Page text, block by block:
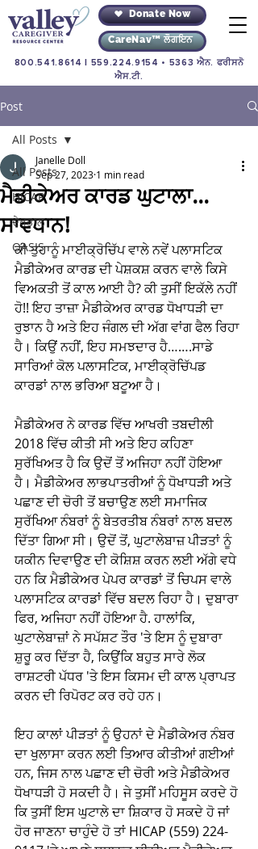
Donate Now
CareNav™ ਲੌਗਇਨ
800.541.8614 559.224.9154 • 5363 ਐਨ. ਫਰੀਸਨੋ
ਐਸ.ਟੀ.
Post
All Posts
HICAP
ਦੇਖਭਾਲ
OASIS
All Posts
ਮੈਡੀਕੇਅਰ ਕਾਰਡ ਘੁਟਾਲਾ...
ਸਾਵਧਾਨ!
Janelle Doll
Sep 27, 2023 1 min read
ਕੀ ਤੁਹਾਨੂੰ ਮਾਈਕ੍ਰੋਚਿੱਪ ਵਾਲੇ ਨਵੇਂ ਪਲਾਸਟਿਕ
ਮੈਡੀਕੇਅਰ ਕਾਰਡ ਦੀ ਪੇਸ਼ਕਸ਼ ਕਰਨ ਵਾਲੇ ਕਿਸੇ
ਵਿਅਕਤੀ ਤੋਂ ਕਾਲ ਆਈ ਹੈ? ਕੀ ਤੁਸੀਂ ਇਕੱਲੇ ਨਹੀਂ
ਹੋ!! ਇਹ ਤਾਜ਼ਾ ਮੈਡੀਕੇਅਰ ਕਾਰਡ ਧੋਖਾਧੜੀ ਦਾ
ਰੁਝਾਨ ਹੈ ਅਤੇ ਇਹ ਜੰਗਲ ਦੀ ਅੱਗ ਵਾਂਗ ਫੈਲ ਰਿਹਾ
ਹੈ। ਕਿਉਂ ਨਹੀਂ, ਇਹ ਸਮਝਦਾਰ ਹੈ…….ਸਾਡੇ
ਸਾਰਿਆਂ ਕੋਲ ਪਲਾਸਟਿਕ, ਮਾਈਕ੍ਰੋਚਿੱਪਡ
ਕਾਰਡਾਂ ਨਾਲ ਭਰਿਆ ਬਟੂਆ ਹੈ।
ਮੈਡੀਕੇਅਰ ਨੇ ਕਾਰਡ ਵਿੱਚ ਆਖਰੀ ਤਬਦੀਲੀ
2018 ਵਿੱਚ ਕੀਤੀ ਸੀ ਅਤੇ ਇਹ ਕਹਿਣਾ
ਸੁਰੱਖਿਅਤ ਹੈ ਕਿ ਉਦੋਂ ਤੋਂ ਅਜਿਹਾ ਨਹੀਂ ਹੋਇਆ
ਹੈ। ਮੈਡੀਕੇਅਰ ਲਾਭਪਾਤਰੀਆਂ ਨੂੰ ਧੋਖਾਧੜੀ ਅਤੇ
ਪਛਾਣ ਦੀ ਚੋਰੀ ਤੋਂ ਬਚਾਉਣ ਲਈ ਸਮਾਜਿਕ
ਸੁਰੱਖਿਆ ਨੰਬਰਾਂ ਨੂੰ ਬੇਤਰਤੀਬ ਨੰਬਰਾਂ ਨਾਲ ਬਦਲ
ਦਿੱਤਾ ਗਿਆ ਸੀ। ਉਦੋਂ ਤੋਂ, ਘੁਟਾਲੇਬਾਜ਼ ਪੀੜਤਾਂ ਨੂੰ
ਯਕੀਨ ਦਿਵਾਉਣ ਦੀ ਕੋਸ਼ਿਸ਼ ਕਰਨ ਲਈ ਅੱਗੇ ਵਧੇ
ਹਨ ਕਿ ਮੈਡੀਕੇਅਰ ਪੇਪਰ ਕਾਰਡਾਂ ਤੋਂ ਚਿਪਸ ਵਾਲੇ
ਪਲਾਸਟਿਕ ਕਾਰਡਾਂ ਵਿੱਚ ਬਦਲ ਰਿਹਾ ਹੈ। ਦੁਬਾਰਾ
ਫਿਰ, ਅਜਿਹਾ ਨਹੀਂ ਹੋਇਆ ਹੈ. ਹਾਲਾਂਕਿ,
ਘੁਟਾਲੇਬਾਜ਼ਾਂ ਨੇ ਸਪੱਸ਼ਟ ਤੌਰ 'ਤੇ ਇਸ ਨੂੰ ਦੁਬਾਰਾ
ਸ਼ੁਰੂ ਕਰ ਦਿੱਤਾ ਹੈ, ਕਿਉਂਕਿ ਬਹੁਤ ਸਾਰੇ ਲੋਕ
ਰਾਸ਼ਟਰੀ ਪੱਧਰ 'ਤੇ ਇਸ ਕਿਸਮ ਦੀ ਕਾਲ ਪ੍ਰਾਪਤ
ਕਰਨ ਦੀ ਰਿਪੋਰਟ ਕਰ ਰਹੇ ਹਨ।
ਇਹ ਕਾਲਾਂ ਪੀੜਤਾਂ ਨੂੰ ਉਹਨਾਂ ਦੇ ਮੈਡੀਕੇਅਰ ਨੰਬਰ
ਦਾ ਖੁਲਾਸਾ ਕਰਨ ਲਈ ਤਿਆਰ ਕੀਤੀਆਂ ਗਈਆਂ
ਹਨ, ਜਿਸ ਨਾਲ ਪਛਾਣ ਦੀ ਚੋਰੀ ਅਤੇ ਮੈਡੀਕੇਅਰ
ਧੋਖਾਧੜੀ ਹੋ ਸਕਦੀ ਹੈ। ਜੇ ਤੁਸੀਂ ਮਹਿਸੂਸ ਕਰਦੇ ਹੋ
ਕਿ ਤੁਸੀਂ ਇਸ ਘੁਟਾਲੇ ਦਾ ਸ਼ਿਕਾਰ ਹੋ ਸਕਦੇ ਹੋ ਜਾਂ
ਹੋਰ ਜਾਣਨਾ ਚਾਹੁੰਦੇ ਹੋ ਤਾਂ HICAP (559) 224-